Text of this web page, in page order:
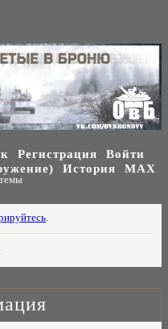
Регистрация
Войти
История МАХ
.